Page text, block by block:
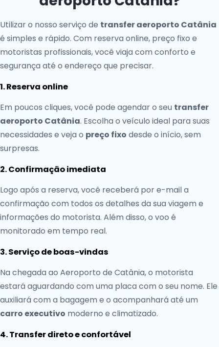
Utilizar o nosso serviço de transfer aeroporto Catânia
é simples e rápido. Com reserva online, preço fixo e
motoristas profissionais, você viaja com conforto e
segurança até o endereço que precisar.
1. Reserva online
Em poucos cliques, você pode agendar o seu transfer
aeroporto Catânia. Escolha o veículo ideal para suas
necessidades e veja o preço fixo desde o início, sem
surpresas.
2. Confirmação imediata
Logo após a reserva, você receberá por e-mail a
confirmação com todos os detalhes da sua viagem e
informações do motorista. Além disso, o voo é
monitorado em tempo real.
3. Serviço de boas-vindas
Na chegada ao Aeroporto de Catânia, o motorista
estará aguardando com uma placa com o seu nome. Ele
auxiliará com a bagagem e o acompanhará até um
carro executivo moderno e climatizado.
4. Transfer direto e confortável